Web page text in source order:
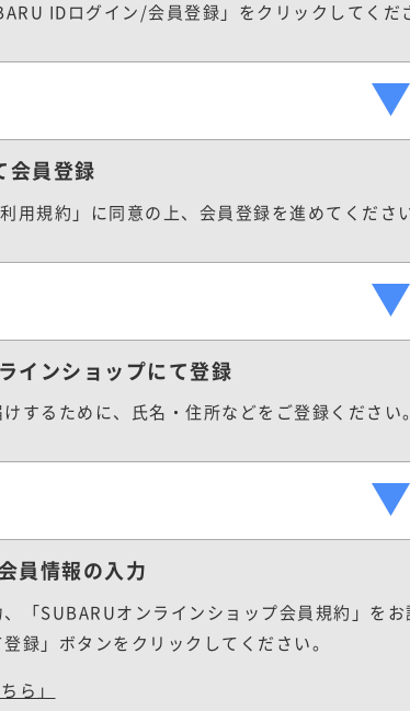
IDログイン/会員登録」をクリックしてくだ
会員登録
用規約」に同意の上、会員登録を進めてくださ
インショップにて登録
するために、氏名・住所などをご登録ください
員情報の入力
「SUBARUオンラインショップ会員規約」を
録」ボタンをクリックしてください。
ら」